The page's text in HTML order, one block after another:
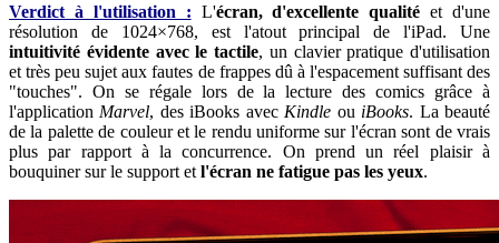
Verdict à l'utilisation : L'écran, d'excellente qualité et d'une
résolution de 1024×768, est l'atout principal de l'iPad. Une
intuitivité évidente avec le tactile, un clavier pratique d'utilisation
et très peu sujet aux fautes de frappes dû à l'espacement suffisant des
"touches". On se régale lors de la lecture des comics grâce à
l'application Marvel, des iBooks avec Kindle ou iBooks. La beauté
de la palette de couleur et le rendu uniforme sur l'écran sont de vrais
plus par rapport à la concurrence. On prend un réel plaisir à
bouquiner sur le support et l'écran ne fatigue pas les yeux.